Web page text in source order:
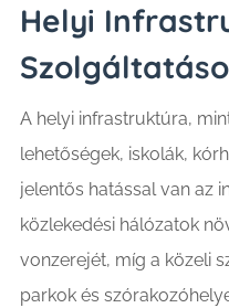
Helyi
A helyi infrastruktúra,
lehetőségek, iskolák,
jelentős hatással van az
közlekedési hálózatok
vonzerejét, míg a közeli
parkok és